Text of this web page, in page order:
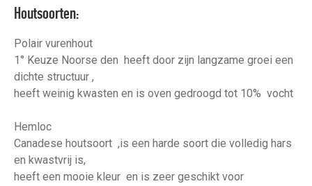
Houtsoorten:
Polair vurenhout
1° Keuze Noorse den heeft door zijn langzame groei een
dichte structuur ,
heeft weinig kwasten en is oven gedroogd tot 10% vocht
Hemloc
Canadese houtsoort ,is een harde soort die volledig hars
en kwastvrij is,
heeft een mooie kleur en is zeer geschikt voor